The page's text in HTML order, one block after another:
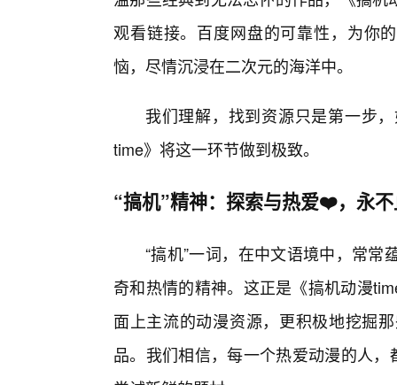
观看链接。百度网盘的可靠性，为你
恼，尽情沉浸在二次元的海洋中。
我们理解，找到资源只是第一步
time》将这一环节做到极致。
“搞机”精神：探索与热爱❤️，永
“搞机”一词，在中文语境中，常
奇和热情的精神。这正是《搞机动漫
面上主流的动漫资源，更积极地挖掘
品。我们相信，每一个热爱动漫的人